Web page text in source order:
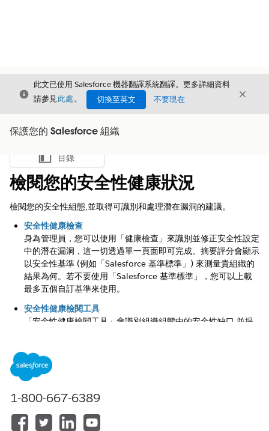
結束
此文已使用 Salesforce 機器翻譯系統翻譯。更多詳細資料
請參見此處。 切換至英文 不要現在 結束
保護您的 Salesforce 組織
顯示目錄
目錄
檢閱您的安全性健康狀況
檢閱您的安全性組態,並取得可識別和處理潛在漏洞的建議。
安全性健康檢查
身為管理員，您可以使用「健康檢查」來識別並修正安全性設定
中的潛在漏洞，這一切透過單一頁面即可完成。摘要評分會顯示
以安全性基準 (例如「Salesforce 基準標準」) 來測量貴組織的
結果為何。若不要使用「Salesforce 基準標準」，您可以上載
最多五個自訂基準來使用。
安全性健康檢閱工具
「安全性健康檢閱工具」會識別組織組態中的安全性缺口,並提
此文章是否解決您的問題？
請讓我們知道，以便我們改進！
1-800-667-6389